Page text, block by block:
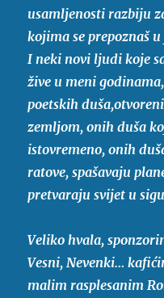
usamljenosti razbiju
kojima se prepoznaš
I neki novi ljudi koje
žive u meni
poetskih
zemljom, onih duša
istovremeno, onih
ratove, spašavaju
pretvaraju svijet u
Veliko hvala,
Vesni, Nevenki…
malim rasplesanim